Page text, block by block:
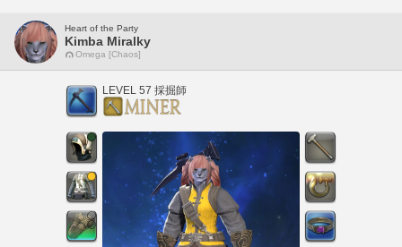
Heart of the Party
Kimba Miralky
Omega [Chaos]
LEVEL 57 採掘師